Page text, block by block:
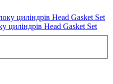
циліндрів Head Gasket Set